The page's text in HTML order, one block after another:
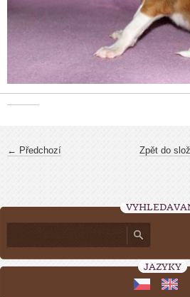
← Předchozí Zpět do
JAZYKY